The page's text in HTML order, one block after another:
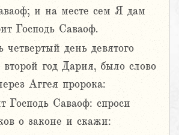
и на месте сем Я дам
Господь Саваоф.
четвертый день девятого
второй год Дария, было слово
Аггея пророка:
Господь Саваоф: спроси
о законе и скажи: